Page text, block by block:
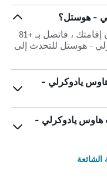
- هوستل؟
إذا كانت لديك أسئلة أو أمور تتعلق بشأن إقامتك ، فاتصل بـ +81
- هوستل للتحدث إلى
يادوكرلي -
يادوكرلي -